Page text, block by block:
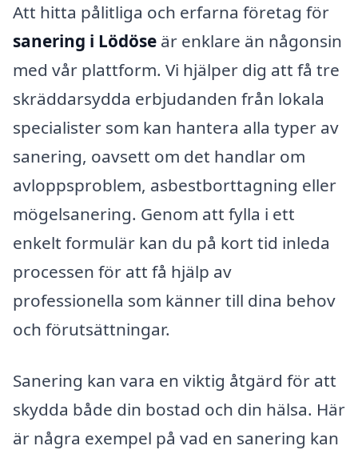
Att hitta pålitliga och erfarna företag för
sanering i Lödöse är enklare än någonsin
med vår plattform. Vi hjälper dig att få tre
skräddarsydda erbjudanden från lokala
specialister som kan hantera alla typer av
sanering, oavsett om det handlar om
avloppsproblem, asbestborttagning eller
mögelsanering. Genom att fylla i ett
enkelt formulär kan du på kort tid inleda
processen för att få hjälp av
professionella som känner till dina behov
och förutsättningar.
Sanering kan vara en viktig åtgärd för att
skydda både din bostad och din hälsa. Här
är några exempel på vad en sanering kan